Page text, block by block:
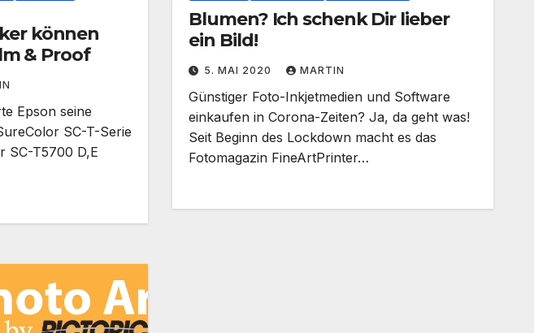
können
& Proof
Epson seine
SC-T-Serie
SC-T5700 D,E
Blumen? Ich schenk Dir lieber
ein Bild!
5. MAI 2020 MARTIN
Günstiger Foto-Inkjetmedien und Software
einkaufen in Corona-Zeiten? Ja, da geht was!
Seit Beginn des Lockdown macht es das
Fotomagazin FineArtPrinter…